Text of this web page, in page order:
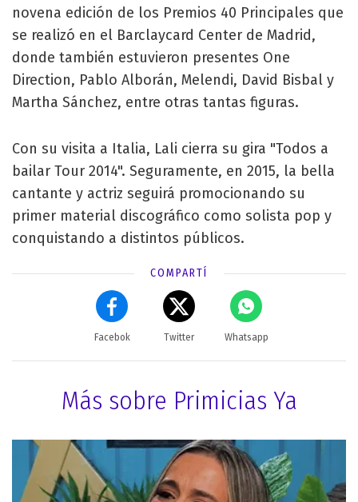
novena edición de los Premios 40 Principales que
se realizó en el Barclaycard Center de Madrid,
donde también estuvieron presentes One
Direction, Pablo Alborán, Melendi, David Bisbal y
Martha Sánchez, entre otras tantas figuras.
Con su visita a Italia, Lali cierra su gira "Todos a
bailar Tour 2014". Seguramente, en 2015, la bella
cantante y actriz seguirá promocionando su
primer material discográfico como solista pop y
conquistando a distintos públicos.
COMPARTÍ
Facebok Twitter Whatsapp
Más sobre Primicias Ya